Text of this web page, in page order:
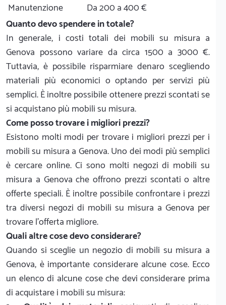
Manutenzione
Da 200 a 400 €
Quanto devo spendere in totale?
In generale, i costi totali dei mobili su misura a
Genova possono variare da circa 1500 a 3000 €.
Tuttavia, è possibile risparmiare denaro scegliendo
materiali più economici o optando per servizi più
semplici. È inoltre possibile ottenere prezzi scontati se
si acquistano più mobili su misura.
Come posso trovare i migliori prezzi?
Esistono molti modi per trovare i migliori prezzi per i
mobili su misura a Genova. Uno dei modi più semplici
è cercare online. Ci sono molti negozi di mobili su
misura a Genova che offrono prezzi scontati o altre
offerte speciali. È inoltre possibile confrontare i prezzi
tra diversi negozi di mobili su misura a Genova per
trovare l'offerta migliore.
Quali altre cose devo considerare?
Quando si sceglie un negozio di mobili su misura a
Genova, è importante considerare alcune cose. Ecco
un elenco di alcune cose che devi considerare prima
di acquistare i mobili su misura: